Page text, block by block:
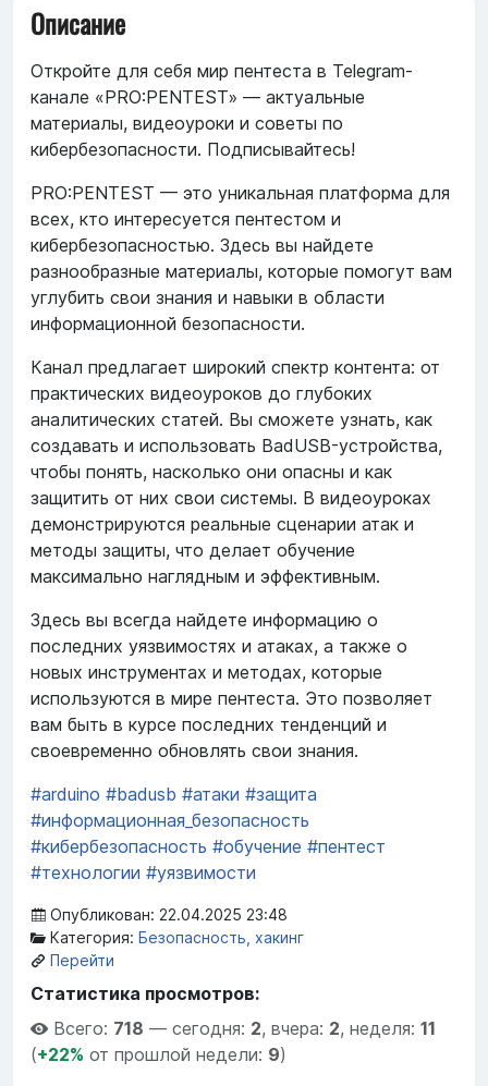
Описание
Откройте для себя мир пентеста в Telegram-
канале «PRO:PENTEST» — актуальные
материалы, видеоуроки и советы по
кибербезопасности. Подписывайтесь!
PRO:PENTEST — это уникальная платформа для
всех, кто интересуется пентестом и
кибербезопасностью. Здесь вы найдете
разнообразные материалы, которые помогут вам
углубить свои знания и навыки в области
информационной безопасности.
Канал предлагает широкий спектр контента: от
практических видеоуроков до глубоких
аналитических статей. Вы сможете узнать, как
создавать и использовать BadUSB-устройства,
чтобы понять, насколько они опасны и как
защитить от них свои системы. В видеоуроках
демонстрируются реальные сценарии атак и
методы защиты, что делает обучение
максимально наглядным и эффективным.
Здесь вы всегда найдете информацию о
последних уязвимостях и атаках, а также о
новых инструментах и методах, которые
используются в мире пентеста. Это позволяет
вам быть в курсе последних тенденций и
своевременно обновлять свои знания.
#arduino #badusb #атаки #защита
#информационная_безопасность
#кибербезопасность #обучение #пентест
#технологии #уязвимости
Опубликован: 22.04.2025 23:48
Категория: Безопасность, хакинг
Перейти
Статистика просмотров:
Всего: 718 — сегодня: 2, вчера: 2, неделя: 11
(+22% от прошлой недели: 9)